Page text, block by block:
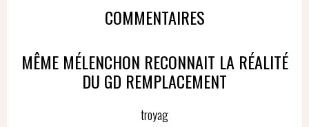
COMMENTAIRES
MÊME MÉLENCHON RECONNAIT LA RÉALITÉ
DU GD REMPLACEMENT
troyag